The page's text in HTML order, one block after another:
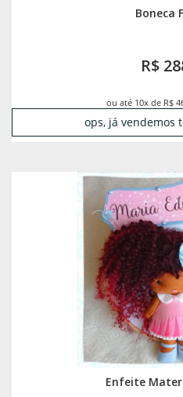
Boneca
R$
ou até 10x de R$
ops, já vendemos
Enfeite